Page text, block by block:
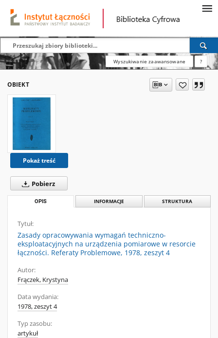
Wyszukiwanie zaawansowane ?
OBIEKT
Pokaż treść
Pobierz
OPIS INFORMACJE STRUKTURA
Tytuł:
Zasady opracowywania wymagań techniczno-
eksploatacyjnych na urządzenia pomiarowe w resorcie
łączności. Referaty Problemowe, 1978, zeszyt 4
Autor:
Frączek, Krystyna
Data wydania:
1978, zeszyt 4
Typ zasobu:
artykuł